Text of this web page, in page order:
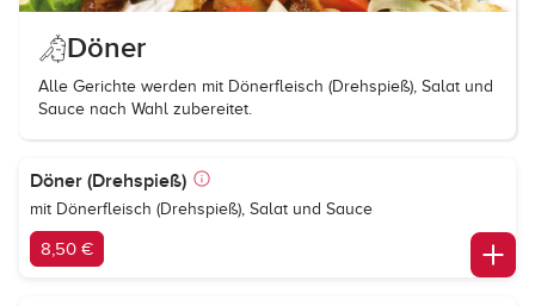
Döner
Alle Gerichte werden mit Dönerfleisch (Drehspieß), Salat und
Sauce nach Wahl zubereitet.
Döner (Drehspieß)
mit Dönerfleisch (Drehspieß), Salat und Sauce
8,50 €